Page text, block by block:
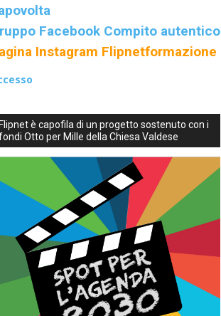
Facebook Compito autentico
Instagram Flipnetformazione
Flipnet è capofila di un progetto sostenuto con i
Otto per Mille della Chiesa Valdese